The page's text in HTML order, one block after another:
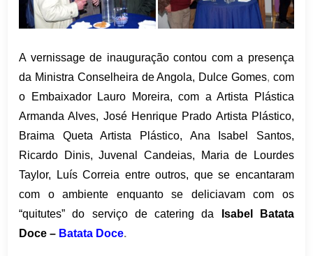
A vernissage de inauguração contou com a presença
da Ministra Conselheira de Angola, Dulce Gomes, com
o Embaixador
Lauro Moreira, com a Artista Plástica
Armanda Alves, José Henrique Prado Artista Plástico,
Braima Queta Artista Plástico, Ana Isabel Santos,
Ricardo Dinis,Juvenal Candeias,
Maria de Lourdes
Taylor, Luís Correia entre outros, que se encantaram
com o ambiente enquanto se deliciavam com os
“quitutes” do serviço de catering da
Isabel Batata
Doce – Batata Doce.